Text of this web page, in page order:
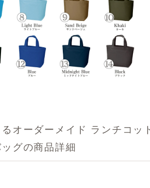
オーダーメイド ランチコッ
グの商品詳細